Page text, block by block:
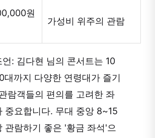
원
가성비 위주의 관람
언: 김다현 님의 콘서트는 10
대까지 다양한 연령대가 즐기
람객들의 편의를 고려한 좌
중요합니다. 무대 중앙 8~15
관람하기 좋은 '황금 좌석'으